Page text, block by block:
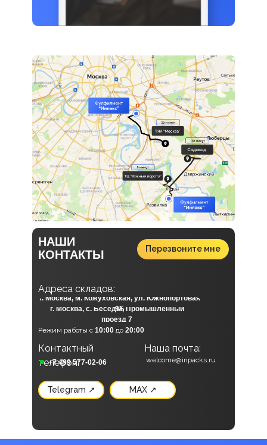
Наши социальные сети:
НАШИ
КОНТАКТЫ
Адреса складов:
Перезвоните мне
Режим работы с 10:00 до 20:00
Наша почта:
Контактный
телефон:
welcome@inpacks.ru
г. Москва, с. Беседы, Промышленный
проезд 7
+7 499 577-02-06
г. Москва, м. Кожуховская, ул. Южнопортовая
9Б
MAX ↗
Telegram ↗